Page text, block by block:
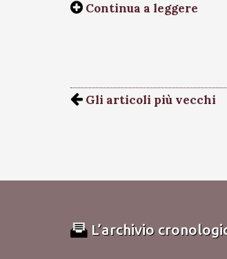
Continua a leggere
Gli articoli più vecchi
L’archivio